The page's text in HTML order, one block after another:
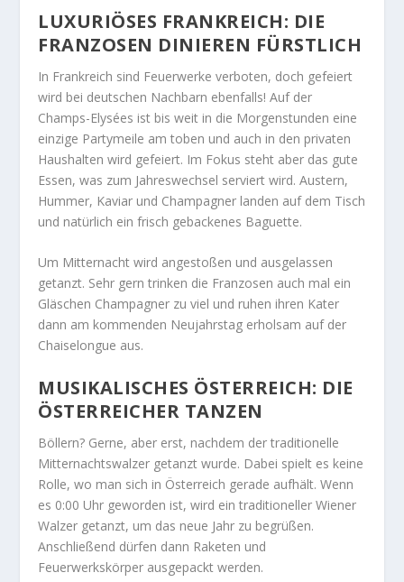
LUXURIÖSES FRANKREICH: DIE
FRANZOSEN DINIEREN FÜRSTLICH
In Frankreich sind Feuerwerke verboten, doch gefeiert
wird bei deutschen Nachbarn ebenfalls! Auf der
Champs-Elysées ist bis weit in die Morgenstunden eine
einzige Partymeile am toben und auch in den privaten
Haushalten wird gefeiert. Im Fokus steht aber das gute
Essen, was zum Jahreswechsel serviert wird. Austern,
Hummer, Kaviar und Champagner landen auf dem Tisch
und natürlich ein frisch gebackenes Baguette.
Um Mitternacht wird angestoßen und ausgelassen
getanzt. Sehr gern trinken die Franzosen auch mal ein
Gläschen Champagner zu viel und ruhen ihren Kater
dann am kommenden Neujahrstag erholsam auf der
Chaiselongue aus.
MUSIKALISCHES ÖSTERREICH: DIE
ÖSTERREICHER TANZEN
Böllern? Gerne, aber erst, nachdem der traditionelle
Mitternachtswalzer getanzt wurde. Dabei spielt es keine
Rolle, wo man sich in Österreich gerade aufhält. Wenn
es 0:00 Uhr geworden ist, wird ein traditioneller Wiener
Walzer getanzt, um das neue Jahr zu begrüßen.
Anschließend dürfen dann Raketen und
Feuerwerkskörper ausgepackt werden.